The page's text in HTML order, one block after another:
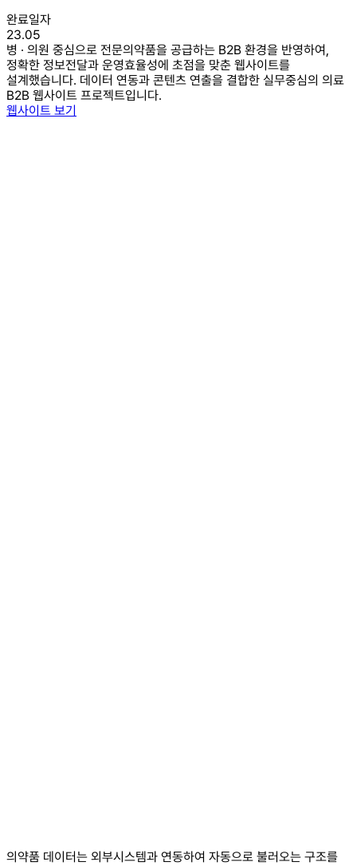
완료일자
23.05
병 · 의원 중심으로 전문의약품을 공급하는 B2B 환경을 반영하여,
정확한 정보전달과 운영효율성에 초점을 맞춘 웹사이트를
설계했습니다. 데이터 연동과 콘텐츠 연출을 결합한 실무중심의 의료
B2B 웹사이트 프로젝트입니다.
웹사이트 보기
의약품 데이터는 외부시스템과 연동하여 자동으로 불러오는 구조를